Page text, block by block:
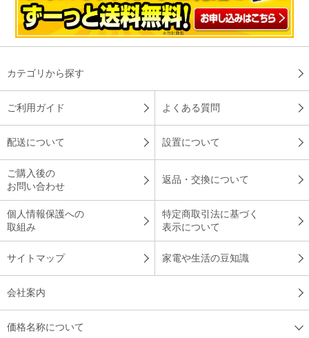
カテゴリから探す
ご利用ガイド よくある質問
配送について 設置について
ご購入後の
お問い合わせ
返品・交換について
個人情報保護への
取組み
特定商取引法に基づく
表示について
サイトマップ 家電や生活の豆知識
会社案内
価格名称について